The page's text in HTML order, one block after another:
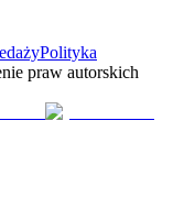
Polityka
praw autorskich